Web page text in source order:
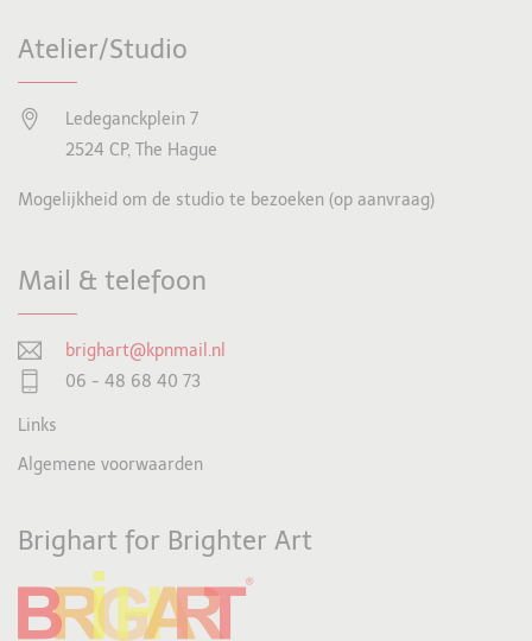
Atelier/Studio
Ledeganckplein 7
2524 CP, The Hague
Mogelijkheid om de studio te bezoeken (op aanvraag)
Mail & telefoon
brighart@kpnmail.nl
06 - 48 68 40 73
Links
Algemene voorwaarden
Brighart for Brighter Art